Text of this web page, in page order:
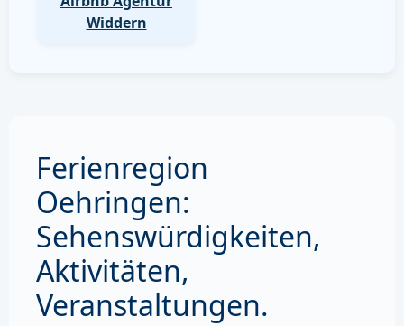
Widdern
Ferienregion
Oehringen:
Sehenswürdigkeiten,
Aktivitäten,
Veranstaltungen.